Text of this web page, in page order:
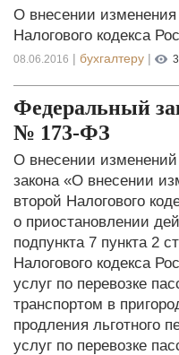
О внесении изменения
Налогового кодекса
08.06.2016 | бухгалтеру |
Федеральный
№ 173-ФЗ
О внесении
закона «О внесении
второй Налогового
о приостановлении
подпункта 7 пункта 2
Налогового кодекса
услуг по перевозке
транспортом в
продления льготного
услуг по перевозке